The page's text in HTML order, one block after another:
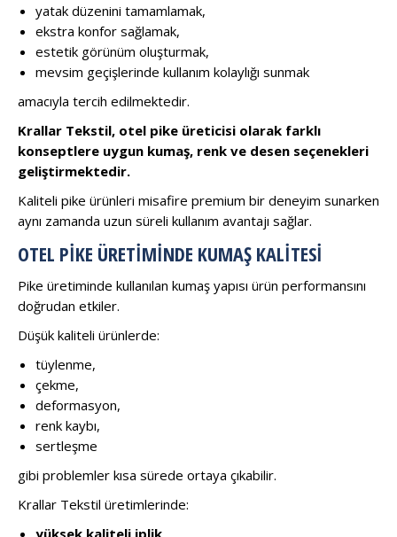
yatak düzenini tamamlamak,
ekstra konfor sağlamak,
estetik görünüm oluşturmak,
mevsim geçişlerinde kullanım kolaylığı sunmak
amacıyla tercih edilmektedir.
Krallar Tekstil, otel pike üreticisi olarak farklı
konseptlere uygun kumaş, renk ve desen seçenekleri
geliştirmektedir.
Kaliteli pike ürünleri misafire premium bir deneyim sunarken
aynı zamanda uzun süreli kullanım avantajı sağlar.
OTEL PIKE ÜRETIMINDE KUMAŞ KALITESI
Pike üretiminde kullanılan kumaş yapısı ürün performansını
doğrudan etkiler.
Düşük kaliteli ürünlerde:
tüylenme,
çekme,
deformasyon,
renk kaybı,
sertleşme
gibi problemler kısa sürede ortaya çıkabilir.
Krallar Tekstil üretimlerinde:
yüksek kaliteli iplik,